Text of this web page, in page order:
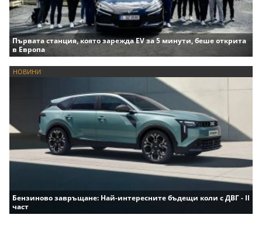
Първата станция, която зарежда EV за 5 минути, беше открита
в Европа
НОВИНИ
Бензиново завръщане: Най-интересните бъдещи коли с ДВГ - II
част